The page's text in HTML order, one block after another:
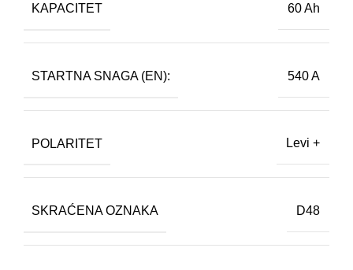
KAPACITET 60 Ah
STARTNA SNAGA (EN): 540 A
POLARITET Levi +
SKRAĆENA OZNAKA D48